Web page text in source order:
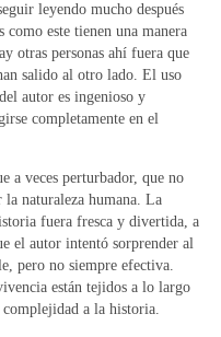
leyendo mucho después
como este tienen una manera
otras personas ahí fuera que
salido al otro lado. El uso
autor es ingenioso y
completamente en el
a veces perturbador, que no
la naturaleza humana. La
fuera fresca y divertida, a
el autor intentó sorprender al
pero no siempre efectiva.
están tejidos a lo largo
a la historia.